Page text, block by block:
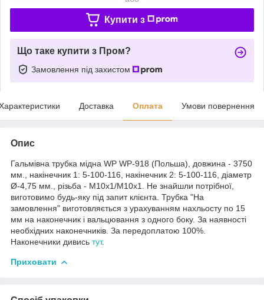
Купити з
Що таке купити з Пром?
Замовлення під захистом
Доставка Оплата Умови повернення
Опис
Гальмівна трубка мідна WP WP-918 (Польша), довжина - 3750
мм., накінечник 1: 5-100-116, накінечник 2: 5-100-116, діаметр
Ø-4,75 мм., різьба - М10х1/М10х1. Не знайшли потрібної,
виготовимо будь-яку під запит клієнта. Трубка "На
замовлення" виготовляється з урахуванням нахльосту по 15
мм на наконечник і вальцювання з одного боку. За наявності
необхідних наконечників. За передоплатою 100%.
Наконечники дивись тут.
Приховати